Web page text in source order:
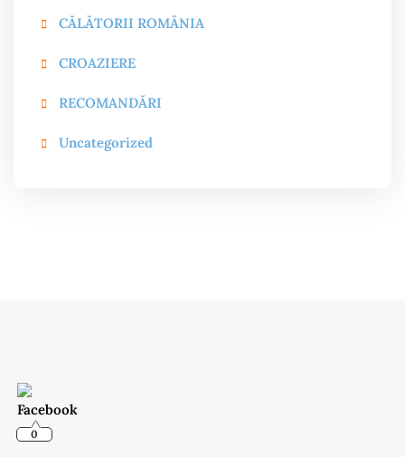
CĂLĂTORII ROMÂNIA
CROAZIERE
RECOMANDĂRI
Uncategorized
0